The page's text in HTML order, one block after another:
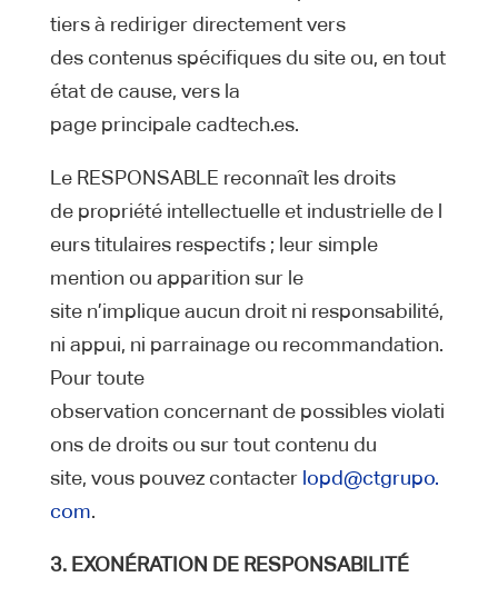
tiers à rediriger directement vers
des contenus spécifiques du site ou, en tout
état de cause, vers la
page principale cadtech.es.
Le RESPONSABLE reconnaît les droits
de propriété intellectuelle et industrielle de l
eurs titulaires respectifs ; leur simple
mention ou apparition sur le
site n’implique aucun droit ni responsabilité,
ni appui, ni parrainage ou recommandation.
Pour toute
observation concernant de possibles violati
ons de droits ou sur tout contenu du
site, vous pouvez contacter lopd@ctgrupo.
com.
3. EXONÉRATION DE RESPONSABILITÉ